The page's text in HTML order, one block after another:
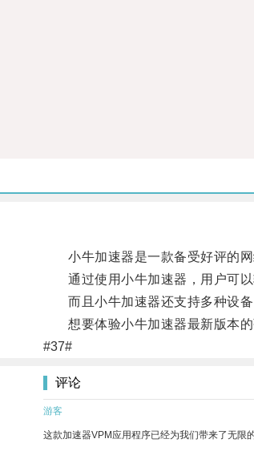
小牛加速器是一款备受好评的网
通过使用小牛加速器，用户可以
而且小牛加速器还支持多种设备
想要体验小牛加速器最新版本的
#37#
评论
游客
这款加速器VPM应用程序已经为我们带来了无限